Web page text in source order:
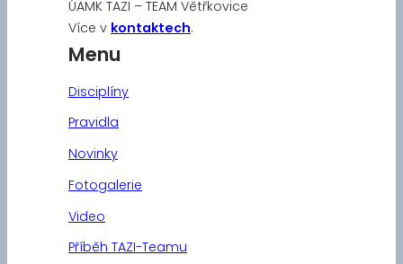
ÚAMK TAZI – TEAM Větřkovice
Více v kontaktech.
Menu
Disciplíny
Pravidla
Novinky
Fotogalerie
Video
Příběh TAZI-Teamu